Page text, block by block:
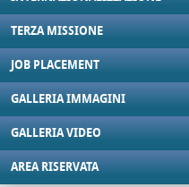
TERZA MISSIONE
JOB PLACEMENT
GALLERIA IMMAGINI
GALLERIA VIDEO
AREA RISERVATA